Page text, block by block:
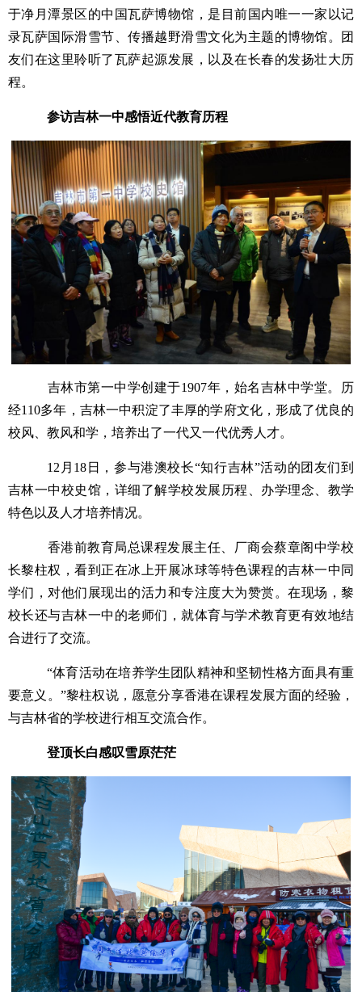
于净月潭景区的中国瓦萨博物馆，是目前国内唯一一家以记
录瓦萨国际滑雪节、传播越野滑雪文化为主题的博物馆。团
友们在这里聆听了瓦萨起源发展，以及在长春的发扬壮大历
程。
参访吉林一中感悟近代教育历程
吉林市第一中学创建于1907年，始名吉林中学堂。历
经110多年，吉林一中积淀了丰厚的学府文化，形成了优良的
校风、教风和学，培养出了一代又一代优秀人才。
12月18日，参与港澳校长“知行吉林”活动的团友们到
吉林一中校史馆，详细了解学校发展历程、办学理念、教学
特色以及人才培养情况。
香港前教育局总课程发展主任、厂商会蔡章阁中学校
长黎柱权，看到正在冰上开展冰球等特色课程的吉林一中同
学们，对他们展现出的活力和专注度大为赞赏。在现场，黎
校长还与吉林一中的老师们，就体育与学术教育更有效地结
合进行了交流。
“体育活动在培养学生团队精神和坚韧性格方面具有重
要意义。”黎柱权说，愿意分享香港在课程发展方面的经验，
与吉林省的学校进行相互交流合作。
登顶长白感叹雪原茫茫